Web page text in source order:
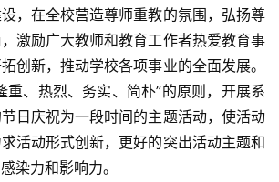
，在全校营造尊师重教的氛围，弘扬尊
激励广大教师和教育工作者热爱教育事
创新，推动学校各项事业的全面发展。
重、热烈、务实、简朴”的原则，开展系
日庆祝为一段时间的主题活动，使活动
活动形式创新，更好的突出活动主题和
染力和影响力。